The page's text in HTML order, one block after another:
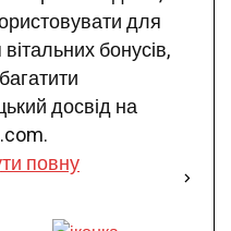
для
бонусів,
досвід на
повну